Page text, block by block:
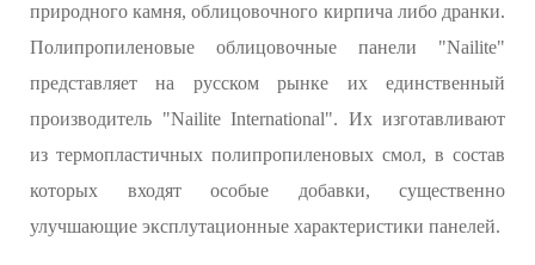
природного камня, облицовочного кирпича либо дранки.
Полипропиленовые облицовочные панели "Nailite"
представляет на русском рынке их единственный
производитель "Nailite International". Их изготавливают
из термопластичных полипропиленовых смол, в состав
которых входят особые добавки, существенно
улучшающие эксплутационные характеристики панелей.